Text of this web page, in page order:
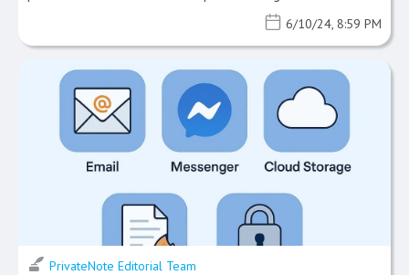
6/10/24, 8:59 PM
PrivateNote Editorial Team